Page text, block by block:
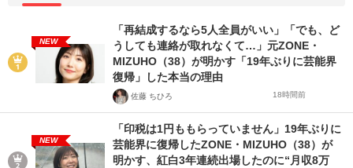
NEW
「再結成するなら5人全員がいい」「でも、ど
うしても連絡が取れなくて…」元ZONE・
MIZUHO（38）が明かす「19年ぶりに芸能界
復帰」した本当の理由
佐藤 ちひろ 18時間前
NEW
「印税は1円ももらっていません」19年ぶりに
芸能界に復帰したZONE・MIZUHO（38）が
明かす、紅白3年連続出場したのに“月収8万